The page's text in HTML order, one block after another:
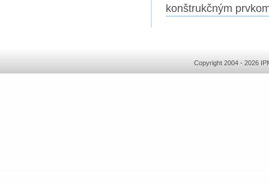
konštrukčným
Copyright 2004 - 2026